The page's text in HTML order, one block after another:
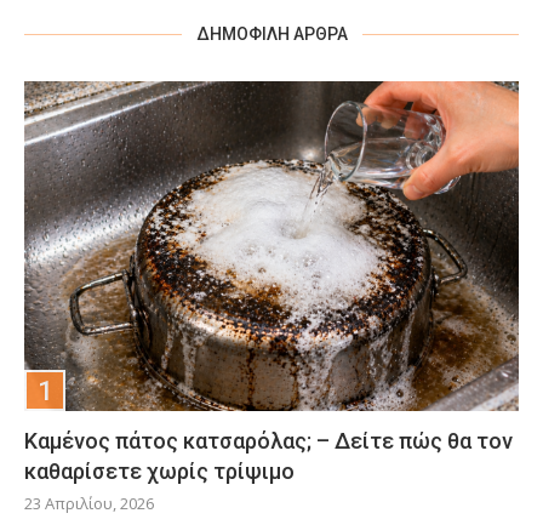
ΔΗΜΟΦΙΛΉ ΆΡΘΡΑ
Καμένος πάτος κατσαρόλας; – Δείτε πώς θα τον
καθαρίσετε χωρίς τρίψιμο
23 Απριλίου, 2026